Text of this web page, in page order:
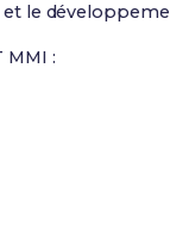
le
MMI :